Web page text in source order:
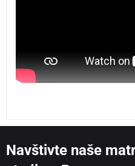
Navštivte naše